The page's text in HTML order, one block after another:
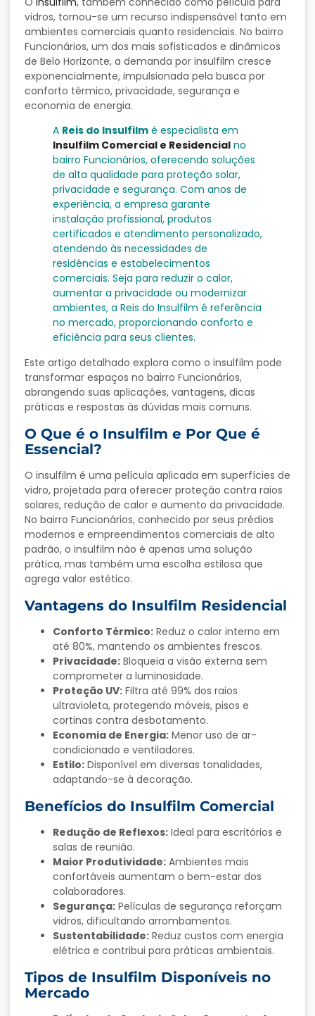
vidros, tornou-se um recurso indispensável tanto em
ambientes comerciais quanto residenciais. No bairro
Funcionários, um dos mais sofisticados e dinâmicos
de Belo Horizonte, a demanda por insulfilm cresce
exponencialmente, impulsionada pela busca por
conforto térmico, privacidade, segurança e
economia de energia.
A Reis do Insulfilm é especialista em
Insulfilm Comercial e Residencial no
bairro Funcionários, oferecendo soluções
de alta qualidade para proteção solar,
privacidade e segurança. Com anos de
experiência, a empresa garante
instalação profissional, produtos
certificados e atendimento personalizado,
atendendo às necessidades de
residências e estabelecimentos
comerciais. Seja para reduzir o calor,
aumentar a privacidade ou modernizar
ambientes, a Reis do Insulfilm é referência
no mercado, proporcionando conforto e
eficiência para seus clientes.
Este artigo detalhado explora como o insulfilm pode
transformar espaços no bairro Funcionários,
abrangendo suas aplicações, vantagens, dicas
práticas e respostas às dúvidas mais comuns.
O Que é o Insulfilm e Por Que é
Essencial?
O insulfilm é uma película aplicada em superfícies de
vidro, projetada para oferecer proteção contra raios
solares, redução de calor e aumento da privacidade.
No bairro Funcionários, conhecido por seus prédios
modernos e empreendimentos comerciais de alto
padrão, o insulfilm não é apenas uma solução
prática, mas também uma escolha estilosa que
agrega valor estético.
Vantagens do Insulfilm Residencial
Conforto Térmico: Reduz o calor interno em
até 80%, mantendo os ambientes frescos.
Privacidade: Bloqueia a visão externa sem
comprometer a luminosidade.
Proteção UV: Filtra até 99% dos raios
ultravioleta, protegendo móveis, pisos e
cortinas contra desbotamento.
Economia de Energia: Menor uso de ar-
condicionado e ventiladores.
Estilo: Disponível em diversas tonalidades,
adaptando-se à decoração.
Benefícios do Insulfilm Comercial
Redução de Reflexos: Ideal para escritórios e
salas de reunião.
Maior Produtividade: Ambientes mais
confortáveis aumentam o bem-estar dos
colaboradores.
Segurança: Películas de segurança reforçam
vidros, dificultando arrombamentos.
Sustentabilidade: Reduz custos com energia
elétrica e contribui para práticas ambientais.
Tipos de Insulfilm Disponíveis no
Mercado